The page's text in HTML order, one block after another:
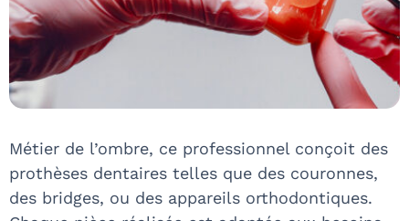
Métier de l’ombre, ce professionnel conçoit des
prothèses dentaires telles que des couronnes,
des bridges, ou des appareils orthodontiques.